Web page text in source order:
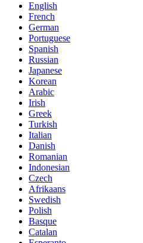
English
French
German
Portuguese
Spanish
Russian
Japanese
Korean
Arabic
Irish
Greek
Turkish
Italian
Danish
Romanian
Indonesian
Czech
Afrikaans
Swedish
Polish
Basque
Catalan